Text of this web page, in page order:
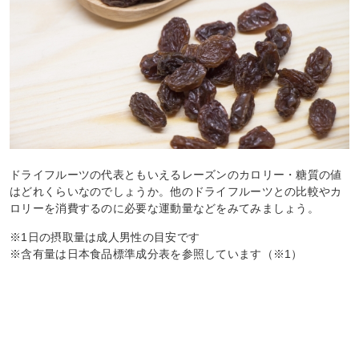
ドライフルーツの代表ともいえるレーズンのカロリー・糖質の値
はどれくらいなのでしょうか。他のドライフルーツとの比較やカ
ロリーを消費するのに必要な運動量などをみてみましょう。
※1日の摂取量は成人男性の目安です
※含有量は日本食品標準成分表を参照しています（※1）